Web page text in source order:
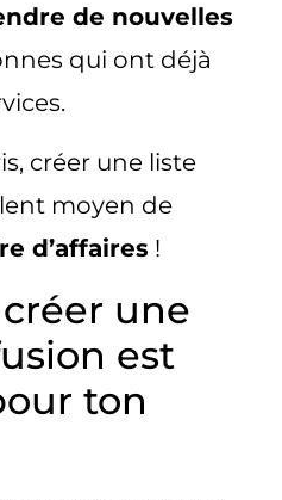
de nouvelles
qui ont déjà
créer une liste
moyen de
d’affaires !
une
est
ton